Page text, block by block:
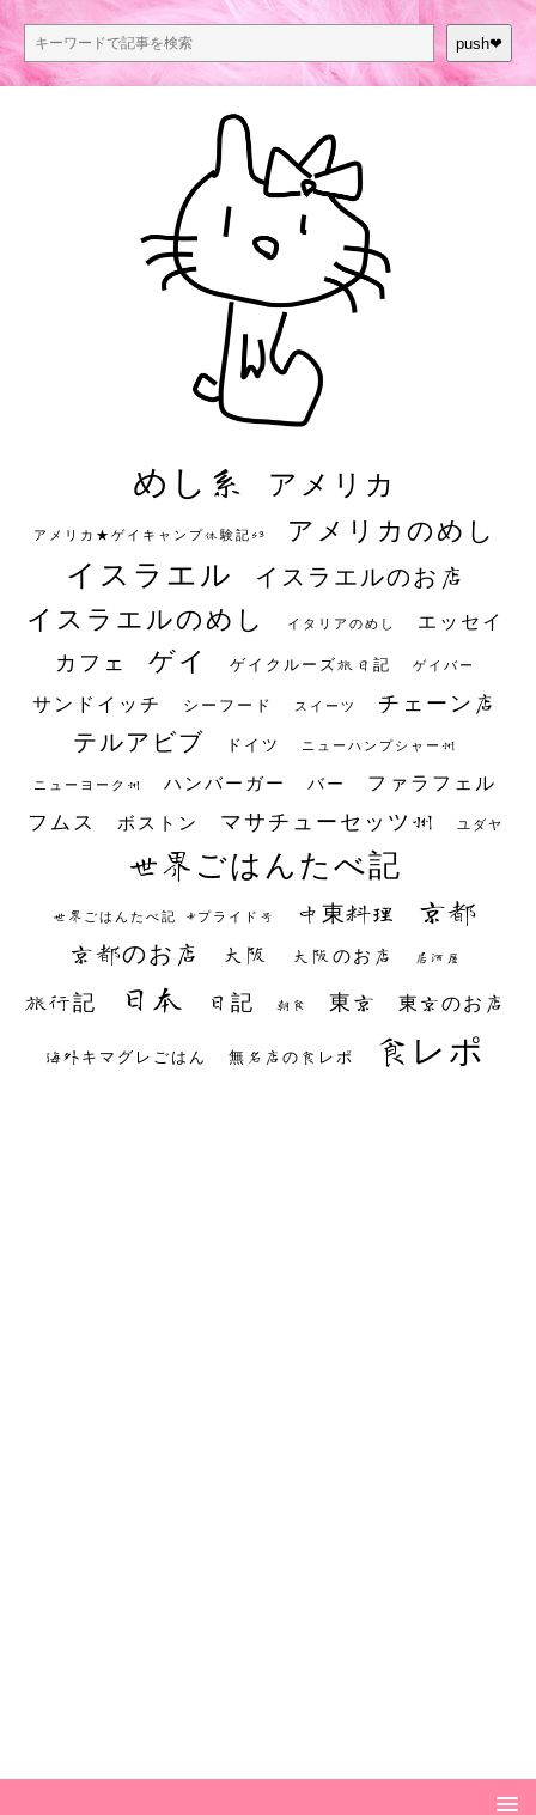
push❤︎
めし系 アメリカ
アメリカ★ゲイキャンプ体験記S3 アメリカのめし
イスラエル イスラエルのお店
イスラエルのめし イタリアのめし エッセイ
カフェ ゲイ ゲイクルーズ旅日記 ゲイバー
サンドイッチ シーフード スイーツ チェーン店
テルアビブ ドイツ ニューハンプシャー州
ニューヨーク州 ハンバーガー バー ファラフェル
フムス ボストン マサチューセッツ州 ユダヤ
世界ごはんたべ記
世界ごはんたべ記 #プライド号 中東料理 京都
京都のお店 大阪 大阪のお店 居酒屋
旅行記 日本 日記 朝食 東京 東京のお店
海外キマグレごはん 無名店の食レポ 食レポ